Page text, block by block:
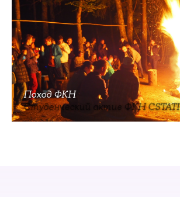
Поход ФКН
Студенческий актив ФКН CSTATI